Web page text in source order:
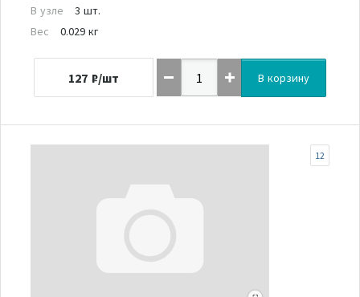
В узле
3 шт.
Вес
0.029 кг
127 ₽/шт В корзину
12